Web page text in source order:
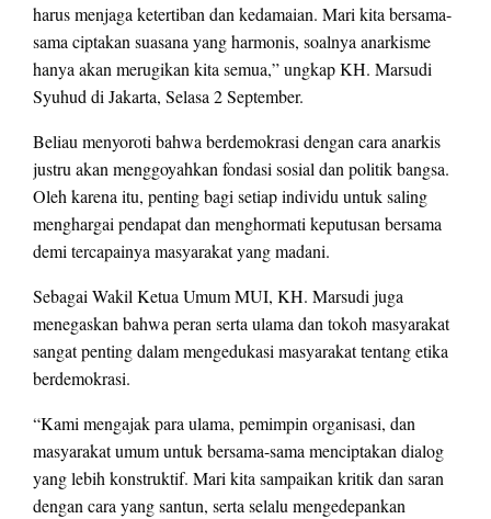
harus menjaga ketertiban dan kedamaian. Mari kita bersama-
sama ciptakan suasana yang harmonis, soalnya anarkisme
hanya akan merugikan kita semua,” ungkap KH. Marsudi
Syuhud di Jakarta, Selasa 2 September.
Beliau menyoroti bahwa berdemokrasi dengan cara anarkis
justru akan menggoyahkan fondasi sosial dan politik bangsa.
Oleh karena itu, penting bagi setiap individu untuk saling
menghargai pendapat dan menghormati keputusan bersama
demi tercapainya masyarakat yang madani.
Sebagai Wakil Ketua Umum MUI, KH. Marsudi juga
menegaskan bahwa peran serta ulama dan tokoh masyarakat
sangat penting dalam mengedukasi masyarakat tentang etika
berdemokrasi.
“Kami mengajak para ulama, pemimpin organisasi, dan
masyarakat umum untuk bersama-sama menciptakan dialog
yang lebih konstruktif. Mari kita sampaikan kritik dan saran
dengan cara yang santun, serta selalu mengedepankan